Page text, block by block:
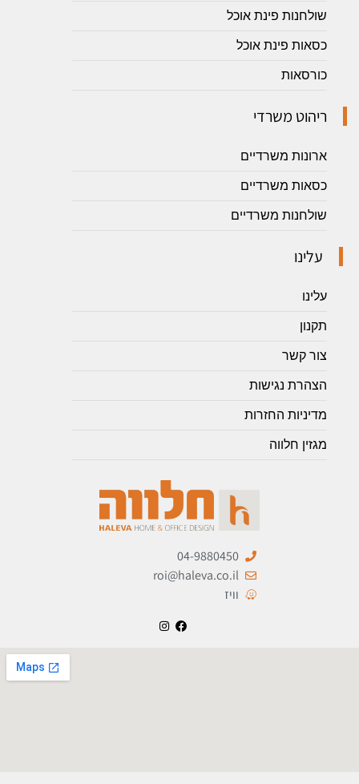
שולחנות פינת אוכל
כסאות פינת אוכל
כורסאות
ריהוט משרדי
ארונות משרדיים
כסאות משרדיים
שולחנות משרדיים
עלינו
עלינו
תקנון
צור קשר
הצהרת נגישות
מדיניות החזרות
מגזין חלווה
04-9880450
roi@haleva.co.il
וויז